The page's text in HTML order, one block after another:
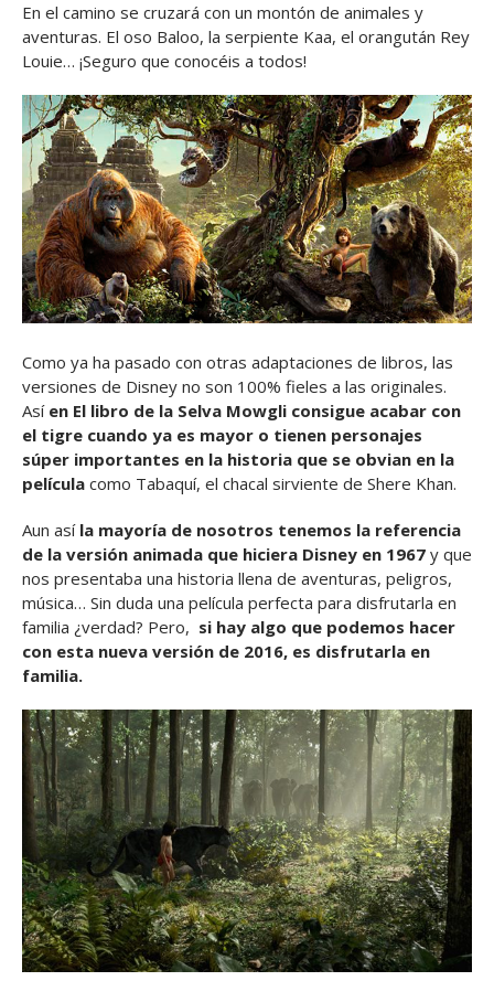
En el camino se cruzará con un montón de animales y
aventuras. El oso Baloo, la serpiente Kaa, el orangután Rey
Louie… ¡Seguro que conocéis a todos!
Como ya ha pasado con otras adaptaciones de libros, las
versiones de Disney no son 100% fieles a las originales.
Así en El libro de la Selva Mowgli consigue acabar con
el tigre cuando ya es mayor o tienen personajes
súper importantes en la historia que se obvian en la
película como Tabaquí, el chacal sirviente de Shere Khan.
Aun así la mayoría de nosotros tenemos la referencia
de la versión animada que hiciera Disney en 1967 y que
nos presentaba una historia llena de aventuras, peligros,
música… Sin duda una película perfecta para disfrutarla en
familia ¿verdad? Pero, si hay algo que podemos hacer
con esta nueva versión de 2016, es disfrutarla en
familia.